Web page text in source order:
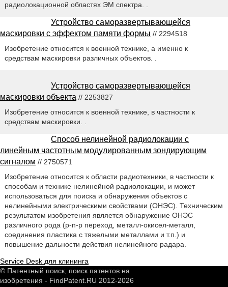
радиолокационной областях ЭМ спектра. .
Устройство саморазвертывающейся
маскировки с эффектом памяти формы // 2294518
Изобретение относится к военной технике, а именно к
средствам маскировки различных объектов. .
Устройство саморазвертывающейся
маскировки объекта // 2253827
Изобретение относится к военной технике, в частности к
средствам маскировки. .
Способ нелинейной радиолокации с
линейным частотным модулированным зондирующим
сигналом // 2750571
Изобретение относится к области радиотехники, в частности к
способам и технике нелинейной радиолокации, и может
использоваться для поиска и обнаружения объектов с
нелинейными электрическими свойствами (ОНЭС). Техническим
результатом изобретения является обнаружение ОНЭС
различного рода (p-n-р переход, металл-окисел-металл,
соединения пластика с тяжелыми металлами и т.п.) и
повышение дальности действия нелинейного радара.
Service Desk для клининга
© Патентный поиск, поиск патентов на
изобретения - FindPatent.RU 2012-2026